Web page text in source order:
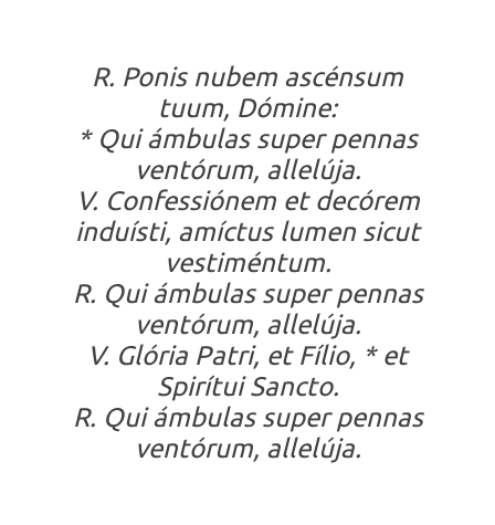
R. Ponis nubem ascénsum
tuum, Dómine:
* Qui ámbulas super pennas
ventórum, allelúja.
V. Confessiónem et decórem
induísti, amíctus lumen sicut
vestiméntum.
R. Qui ámbulas super pennas
ventórum, allelúja.
V. Glória Patri, et Fílio, * et
Spirítui Sancto.
R. Qui ámbulas super pennas
ventórum, allelúja.